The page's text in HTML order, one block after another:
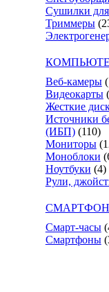
Сушилки
Триммеры
Веб-камеры
Видеокарты
Жесткие
Источники
(ИБП) (110)
Мониторы
Моноблоки
Ноутбуки (4)
Рули,
Смарт-часы
Смартфоны